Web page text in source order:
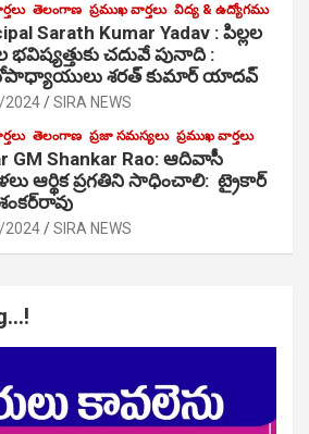
తెలంగాణ ప్రముఖ వార్తలు విద్య & ఉద్యోగము
Sarath Kumar Yadav : పిల్లల
భవిష్యత్తుకు చదువే పునాది :
శరత్ కుమార్ యాదవ్
2024 SIRA NEWS
తెలంగాణ ప్రజా సమస్యలు ప్రముఖ వార్తలు
GM Shankar Rao: ఆదివాసీ
ఆర్థిక ప్రగతిని సాధించాలి: ట్రైకార్
2024 SIRA NEWS